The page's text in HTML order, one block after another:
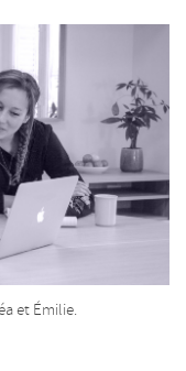
et Émilie.